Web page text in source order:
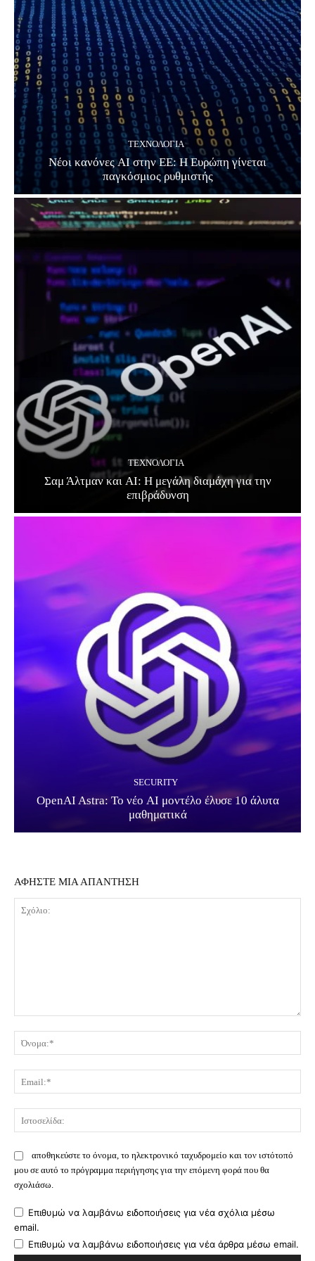
ΤΕΧΝΟΛΟΓΊΑ
Νέοι κανόνες AI στην ΕΕ: Η Ευρώπη γίνεται
παγκόσμιος ρυθμιστής
ΤΕΧΝΟΛΟΓΊΑ
Σαμ Άλτμαν και AI: Η μεγάλη διαμάχη για την
επιβράδυνση
SECURITY
OpenAI Astra: Το νέο AI μοντέλο έλυσε 10 άλυτα
μαθηματικά
ΑΦΗΣΤΕ ΜΙΑ ΑΠΑΝΤΗΣΗ
αποθηκεύστε το όνομα, το ηλεκτρονικό ταχυδρομείο και τον ιστότοπό
μου σε αυτό το πρόγραμμα περιήγησης για την επόμενη φορά που θα
σχολιάσω.
Επιθυμώ να λαμβάνω ειδοποιήσεις για νέα σχόλια μέσω
email.
Επιθυμώ να λαμβάνω ειδοποιήσεις για νέα άρθρα μέσω email.